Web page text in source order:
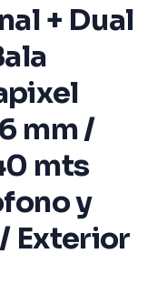
+ Dual
mm /
mts
y
Exterior